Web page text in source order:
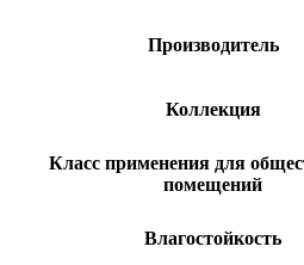
Производитель
Коллекция
Класс применения для
помещений
Влагостойкость